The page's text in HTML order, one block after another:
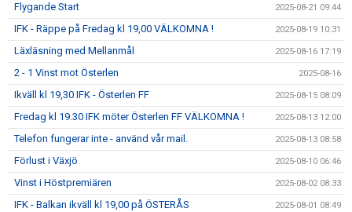
Flygande Start 2025-08-21 09:44
IFK - Räppe på Fredag kl 19,00 VÄLKOMNA ! 2025-08-19 10:31
Läxläsning med Mellanmål 2025-08-16 17:19
2 - 1 Vinst mot Österlen 2025-08-16
Ikväll kl 19,30 IFK - Österlen FF 2025-08-15 08:09
Fredag kl 19.30 IFK möter Österlen FF VÄLKOMNA ! 2025-08-13 12:00
Telefon fungerar inte - använd vår mail. 2025-08-13 08:58
Förlust i Växjö 2025-08-10 06:46
Vinst i Höstpremiären 2025-08-02 08:33
IFK - Balkan ikväll kl 19,00 på ÖSTERÅS 2025-08-01 08:49